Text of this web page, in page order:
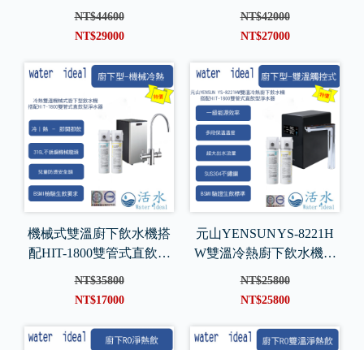
式直飲型淨水器
NT$44600
NT$29000
水器
NT$42000
NT$27000
機械式雙溫廚下飲水機搭
配HIT-1800雙管式直飲型
淨水器
NT$35800
NT$17000
元山YENSUN YS-8221H
W雙溫冷熱廚下飲水機搭
配HIT-1800雙管式直飲型
淨水器
NT$25800
NT$25800